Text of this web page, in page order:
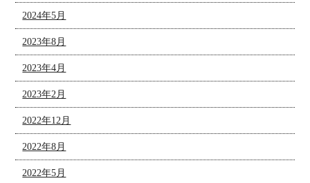
2024年5月
2023年8月
2023年4月
2023年2月
2022年12月
2022年8月
2022年5月